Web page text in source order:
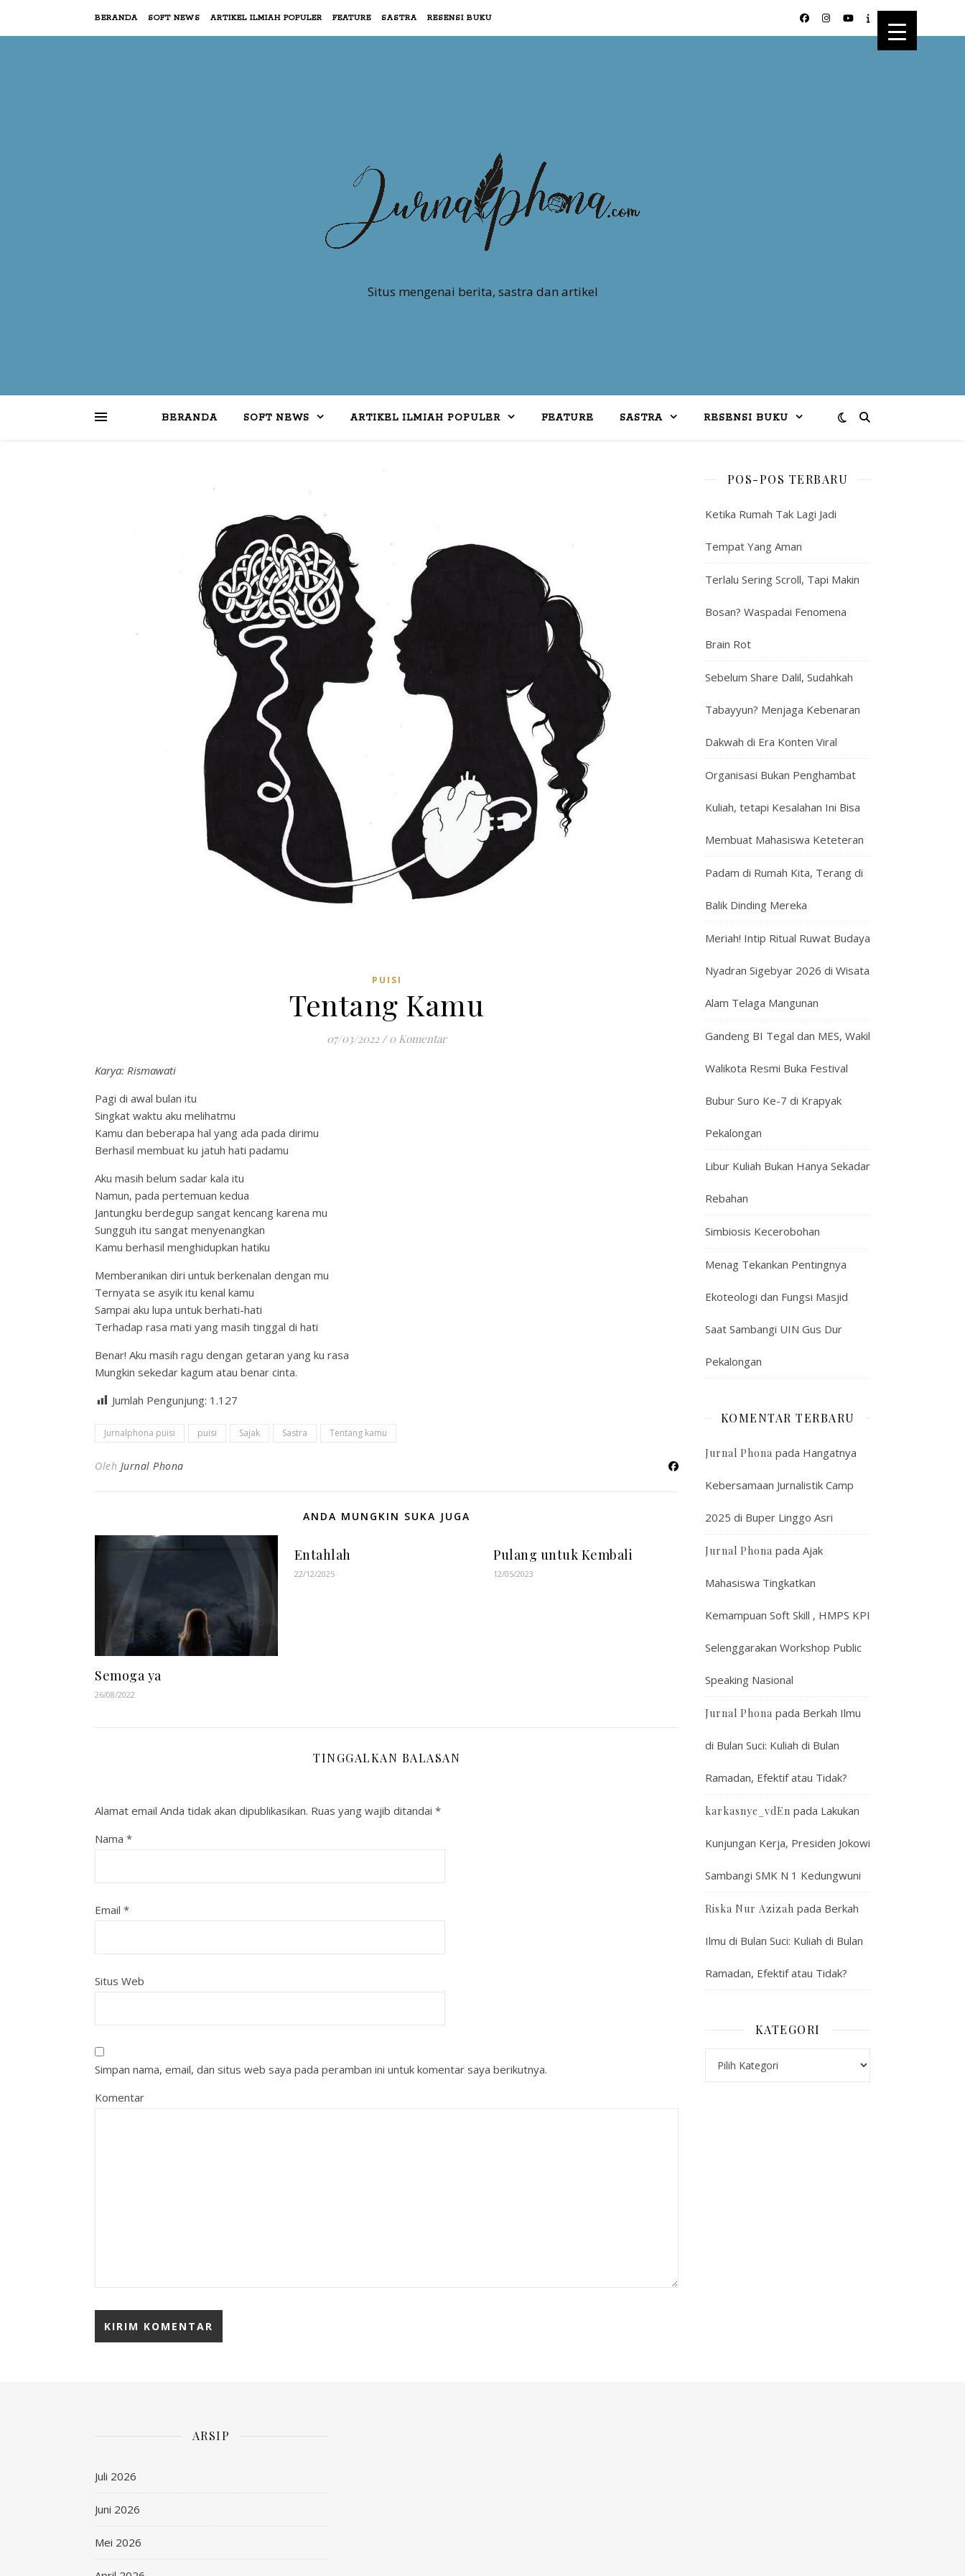
BERANDA SOFT NEWS ARTIKEL ILMIAH POPULER FEATURE SASTRA RESENSI BUKU
Situs mengenai berita, sastra dan artikel
BERANDA SOFT NEWS ARTIKEL ILMIAH POPULER FEATURE SASTRA RESENSI BUKU
PUISI
Tentang Kamu
07/03/2022 / 0 Komentar
Karya: Rismawati
Pagi di awal bulan itu
Singkat waktu aku melihatmu
Kamu dan beberapa hal yang ada pada dirimu
Berhasil membuat ku jatuh hati padamu
Aku masih belum sadar kala itu
Namun, pada pertemuan kedua
Jantungku berdegup sangat kencang karena mu
Sungguh itu sangat menyenangkan
Kamu berhasil menghidupkan hatiku
Memberanikan diri untuk berkenalan dengan mu
Ternyata se asyik itu kenal kamu
Sampai aku lupa untuk berhati-hati
Terhadap rasa mati yang masih tinggal di hati
Benar! Aku masih ragu dengan getaran yang ku rasa
Mungkin sekedar kagum atau benar cinta.
Jumlah Pengunjung: 1.127
Jurnalphona puisi puisi Sajak Sastra Tentang kamu
Oleh Jurnal Phona
ANDA MUNGKIN SUKA JUGA
Semoga ya
26/08/2022
Entahlah
22/12/2025
Pulang untuk Kembali
12/05/2023
TINGGALKAN BALASAN
Alamat email Anda tidak akan dipublikasikan. Ruas yang wajib ditandai *
Nama *
Email *
Situs Web
Simpan nama, email, dan situs web saya pada peramban ini untuk komentar saya berikutnya.
Komentar
POS-POS TERBARU
Ketika Rumah Tak Lagi Jadi
Tempat Yang Aman
Terlalu Sering Scroll, Tapi Makin
Bosan? Waspadai Fenomena
Brain Rot
Sebelum Share Dalil, Sudahkah
Tabayyun? Menjaga Kebenaran
Dakwah di Era Konten Viral
Organisasi Bukan Penghambat
Kuliah, tetapi Kesalahan Ini Bisa
Membuat Mahasiswa Keteteran
Padam di Rumah Kita, Terang di
Balik Dinding Mereka
Meriah! Intip Ritual Ruwat Budaya
Nyadran Sigebyar 2026 di Wisata
Alam Telaga Mangunan
Gandeng BI Tegal dan MES, Wakil
Walikota Resmi Buka Festival
Bubur Suro Ke-7 di Krapyak
Pekalongan
Libur Kuliah Bukan Hanya Sekadar
Rebahan
Simbiosis Kecerobohan
Menag Tekankan Pentingnya
Ekoteologi dan Fungsi Masjid
Saat Sambangi UIN Gus Dur
Pekalongan
KOMENTAR TERBARU
Jurnal Phona pada Hangatnya
Kebersamaan Jurnalistik Camp
2025 di Buper Linggo Asri
Jurnal Phona pada Ajak
Mahasiswa Tingkatkan
Kemampuan Soft Skill , HMPS KPI
Selenggarakan Workshop Public
Speaking Nasional
Jurnal Phona pada Berkah Ilmu
di Bulan Suci: Kuliah di Bulan
Ramadan, Efektif atau Tidak?
karkasnye_vdEn pada Lakukan
Kunjungan Kerja, Presiden Jokowi
Sambangi SMK N 1 Kedungwuni
Riska Nur Azizah pada Berkah
Ilmu di Bulan Suci: Kuliah di Bulan
Ramadan, Efektif atau Tidak?
KATEGORI
ARSIP
Juli 2026
Juni 2026
Mei 2026